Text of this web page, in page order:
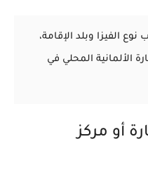
الفيزا وبلد الإقامة،
الألمانية المحلي في
أو مركز